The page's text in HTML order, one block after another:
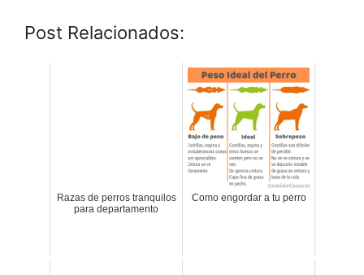
Post Relacionados:
Razas de perros tranquilos
para departamento
Como engordar a tu perro